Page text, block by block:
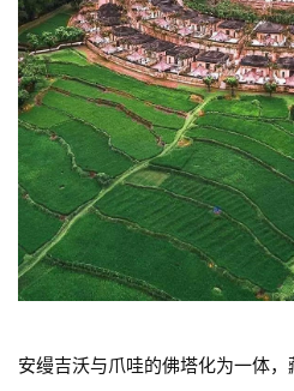
安缦吉沃与爪哇的佛塔化为一体